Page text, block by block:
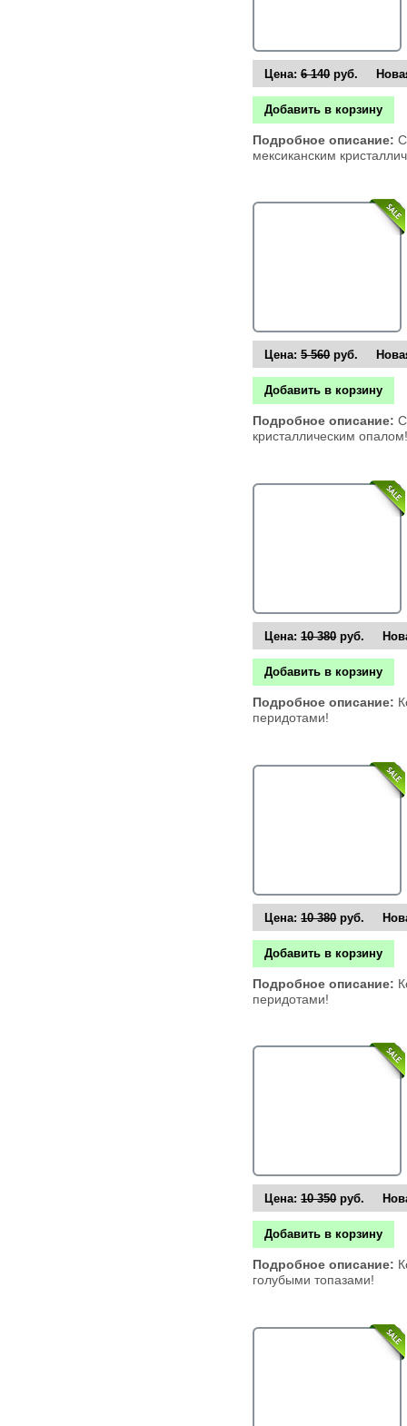
Цена:6 140руб.
Добавить в корзину
Подробное описание:
мексиканским
Цена:5 560руб.
Добавить в корзину
Подробное описание:
кристаллическим опалом!
Цена:10 380руб.
Добавить в корзину
Подробное описание:
перидотами!
Цена:10 380руб.
Добавить в корзину
Подробное описание:
перидотами!
Цена:10 350руб.
Добавить в корзину
Подробное описание:
голубыми топазами!